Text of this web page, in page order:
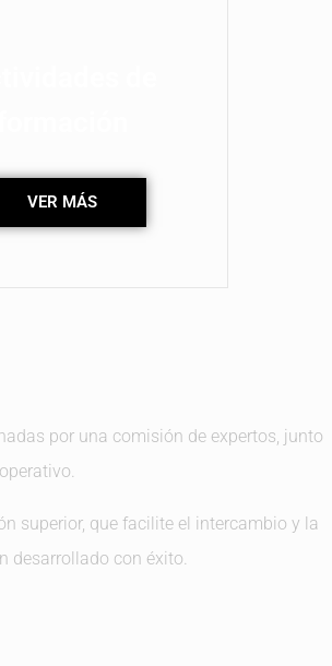
VER MÁS
por una comisión de expertos, junto
superior, que facilite el intercambio y la
desarrollado con éxito.